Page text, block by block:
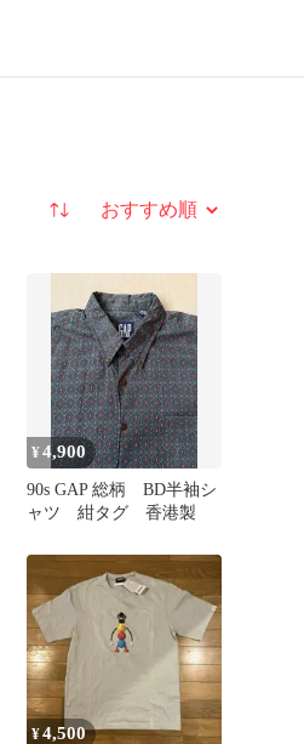
並び替え
¥4,900
90s GAP 総柄 BD半袖シ
ャツ 紺タグ 香港製
¥4,500